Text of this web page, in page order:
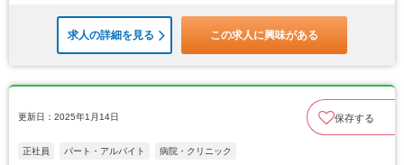
求人の詳細を見る この求人に興味がある
更新日：2025年1月14日 保存する
正社員 パート・アルバイト 病院・クリニック